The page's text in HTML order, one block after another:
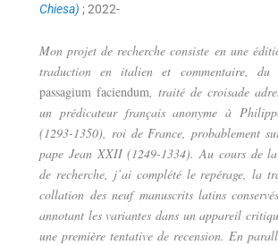
Chiesa) ; 2022-
Mon projet de recherche consiste en une
traduction en italien et commentaire, du
passagium faciendum, traité de croisade
un prédicateur français anonyme à
(1293-1350), roi de France, probablement
pape Jean XXII (1249-1334). Au cours de
de recherche, j’ai complété le repérage, la
collation des neuf manuscrits latins
annotant les variantes dans un appareil
une première tentative de recension. En